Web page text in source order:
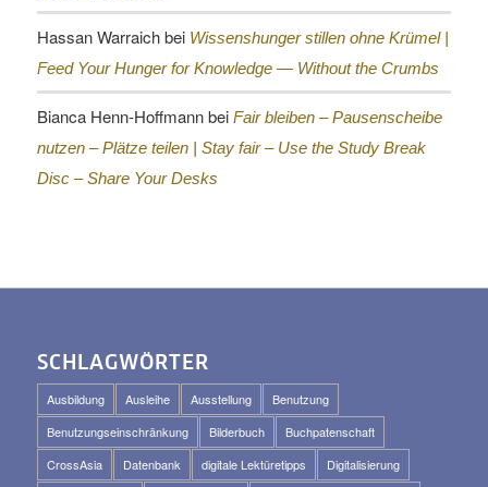
Hassan Warraichbei Wissenshunger stillen ohne Krümel |
Feed Your Hunger for Knowledge — Without the Crumbs
Bianca Henn-Hoffmannbei Fair bleiben – Pausenscheibe
nutzen – Plätze teilen | Stay fair – Use the Study Break
Disc – Share Your Desks
SCHLAGWÖRTER
Ausbildung Ausleihe Ausstellung
Benutzung
Benutzungseinschränkung
Bilderbuch
Buchpatenschaft
CrossAsia
Datenbank digitale Lektüretipps
Digitalisierung